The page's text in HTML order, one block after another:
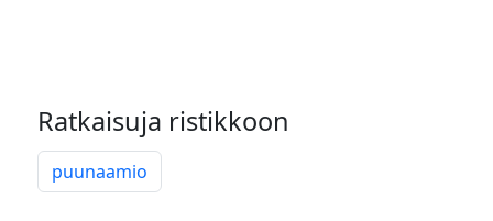
Ratkaisuja ristikkoon
puunaamio